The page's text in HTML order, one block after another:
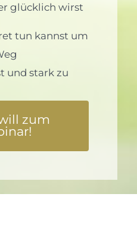
glücklich wirst
tun kannst um
und stark zu
zum